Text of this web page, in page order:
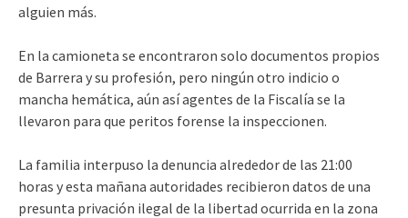
alguien más.
En la camioneta se encontraron solo documentos propios
de Barrera y su profesión, pero ningún otro indicio o
mancha hemática, aún así agentes de la Fiscalía se la
llevaron para que peritos forense la inspeccionen.
La familia interpuso la denuncia alrededor de las 21:00
horas y esta mañana autoridades recibieron datos de una
presunta privación ilegal de la libertad ocurrida en la zona